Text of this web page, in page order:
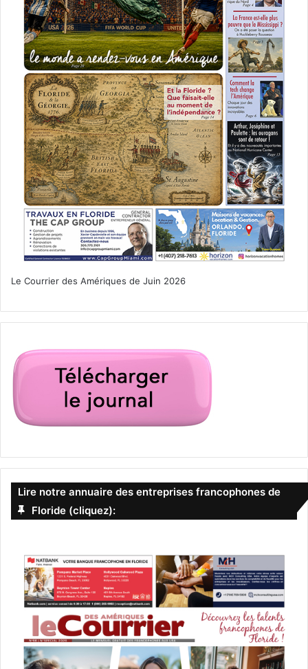
Le Courrier des Amériques de Juin 2026
Lire notre annuaire des entreprises francophones de
Floride (cliquez):